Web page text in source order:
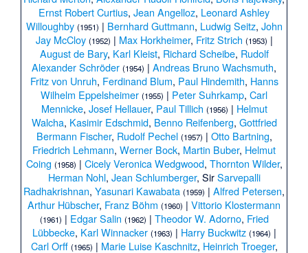
Ernst Robert Curtius, Jean Angelloz, Leonard Ashley
Willoughby (1951) | Bernhard Guttmann, Ludwig Seitz, John
Jay McCloy (1952) | Max Horkheimer, Fritz Strich (1953) |
August de Bary, Karl Kleist, Richard Scheibe, Rudolf
Alexander Schröder (1954) | Andreas Bruno Wachsmuth,
Fritz von Unruh, Ferdinand Blum, Paul Hindemith, Hanns
Wilhelm Eppelsheimer (1955) | Peter Suhrkamp, Carl
Mennicke, Josef Hellauer, Paul Tillich (1956) | Helmut
Walcha, Kasimir Edschmid, Benno Reifenberg, Gottfried
Bermann Fischer, Rudolf Pechel (1957) | Otto Bartning,
Friedrich Lehmann, Werner Bock, Martin Buber, Helmut
Coing (1958) | Cicely Veronica Wedgwood, Thornton Wilder,
Herman Nohl, Jean Schlumberger, SirSarvepalli
Radhakrishnan, Yasunari Kawabata (1959) | Alfred Petersen,
Arthur Hübscher, Franz Böhm (1960) | Vittorio Klostermann
(1961) | Edgar Salin (1962) | Theodor W. Adorno, Fried
Lübbecke, Karl Winnacker (1963) | Harry Buckwitz (1964) |
Carl Orff (1965) | Marie Luise Kaschnitz, Heinrich Troeger,